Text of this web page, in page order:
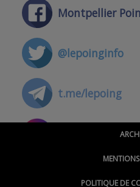
Montpellier
@lepoinginfo
t.me/lepoing
POLITIQUE DE